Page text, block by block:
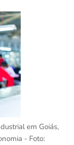
em Goiás,
- Foto: